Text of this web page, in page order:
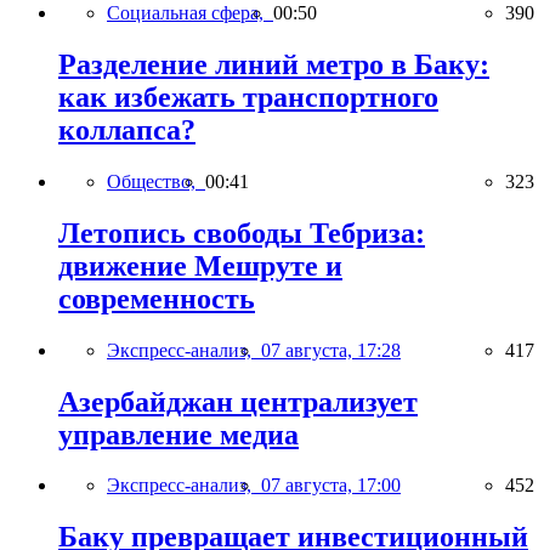
Социальная сфера, 00:50 390
Разделение линий метро в Баку:
как избежать транспортного
коллапса?
Общество, 00:41 323
Летопись свободы Тебриза:
движение Мешруте и
современность
Экспресс-анализ, 07 августа, 17:28 417
Азербайджан централизует
управление медиа
Экспресс-анализ, 07 августа, 17:00 452
Баку превращает инвестиционный